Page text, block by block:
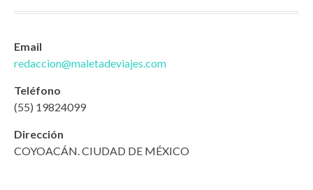
Email
redaccion@maletadeviajes.com
Teléfono
(55) 19824099
Dirección
COYOACÁN. CIUDAD DE MÉXICO